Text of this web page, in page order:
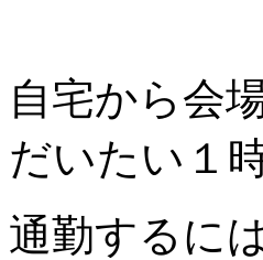
自宅から会
だいたい１
通勤するに